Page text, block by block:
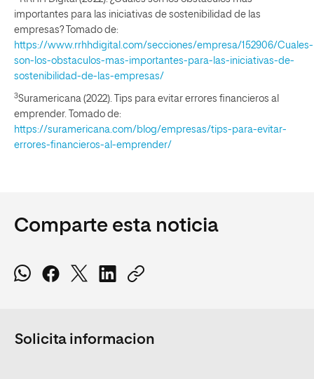
importantes para las iniciativas de sostenibilidad de las
empresas? Tomado de:
https://www.rrhhdigital.com/secciones/empresa/152906/Cuales-
son-los-obstaculos-mas-importantes-para-las-iniciativas-de-
sostenibilidad-de-las-empresas/
3Suramericana (2022). Tips para evitar errores financieros al
emprender. Tomado de:
https://suramericana.com/blog/empresas/tips-para-evitar-
errores-financieros-al-emprender/
Comparte esta noticia
Solicita informacion